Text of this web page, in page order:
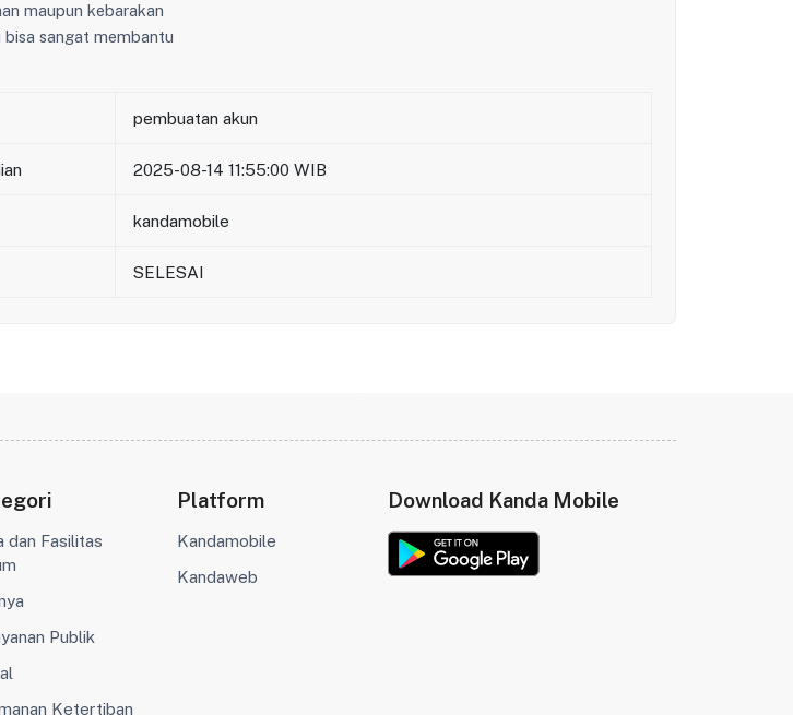
maupun kebarakan
bisa sangat membantu
pembuatan akun
2025-08-14 11:55:00 WIB
kandamobile
SELESAI
dan Fasilitas
Publik
Ketertiban
Platform
Kandamobile
Kandaweb
Download Kanda Mobile